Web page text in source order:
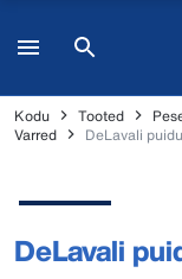
Kodu Tooted
Varred
DeLavali
DeLavali